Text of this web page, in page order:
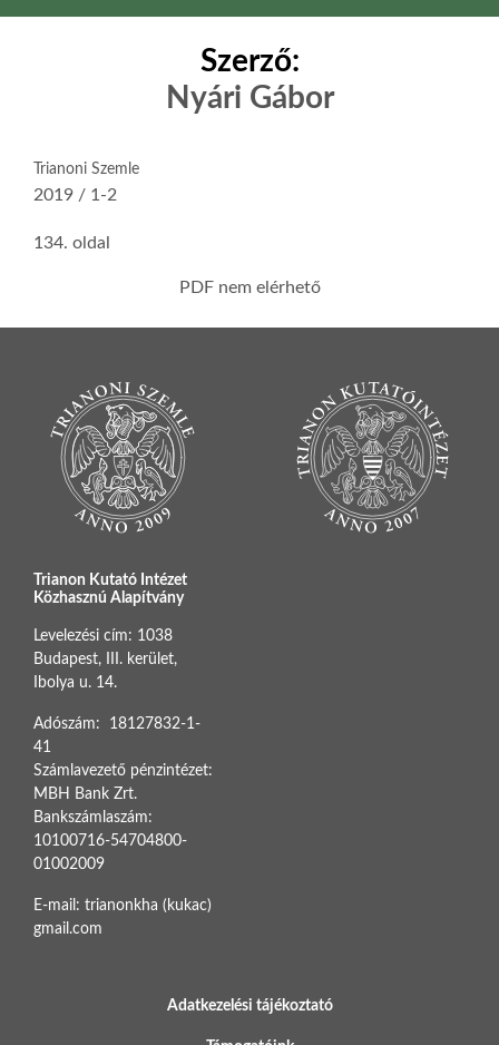
Szerző:
Nyári Gábor
Trianoni Szemle
2019 / 1-2
134. oldal
PDF nem elérhető
Trianon Kutató Intézet
Közhasznú Alapítvány
Levelezési cím: 1038
Budapest, III. kerület,
Ibolya u. 14.
Adószám: 18127832-1-
41
Számlavezető pénzintézet:
MBH Bank Zrt.
Bankszámlaszám:
10100716-54704800-
01002009
E-mail: trianonkha (kukac)
gmail.com
BOTTOM FOOTER MENU
Adatkezelési tájékoztató